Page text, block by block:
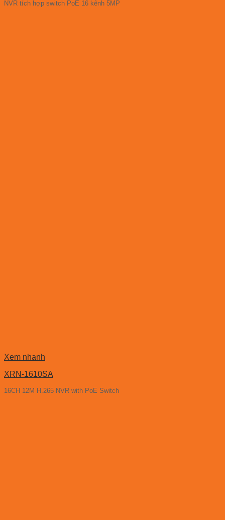
NVR tích hợp switch PoE 16 kênh 5MP
Xem nhanh
XRN-1610SA
16CH 12M H.265 NVR with PoE Switch